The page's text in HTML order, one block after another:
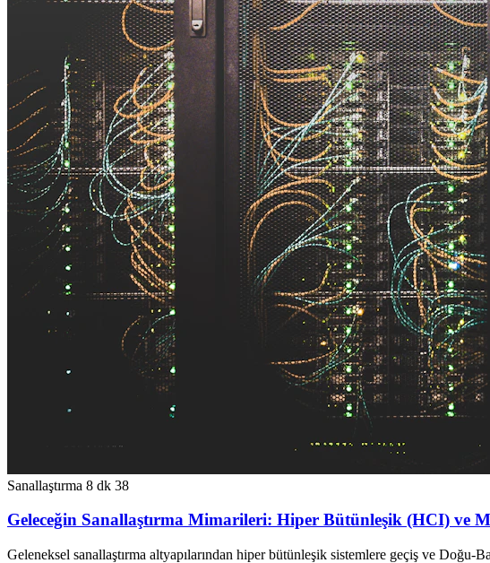
Sanallaştırma 8 dk 38
Geleceğin Sanallaştırma Mimarileri: Hiper Bütünleşik (HCI) ve
Geleneksel sanallaştırma altyapılarından hiper bütünleşik sistemlere geçiş ve Doğu-